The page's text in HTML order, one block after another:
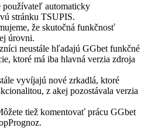
používateľ automaticky
stránku TSUPIS.
že skutočná funkčnosť
úrovni.
neustále hľadajú GGbet funkčné
ktoré má iba hlavná verzia zdroja
vyvíjajú nové zrkadlá, ktoré
z akej pozostávala verzia
tiež komentovať prácu GGbet